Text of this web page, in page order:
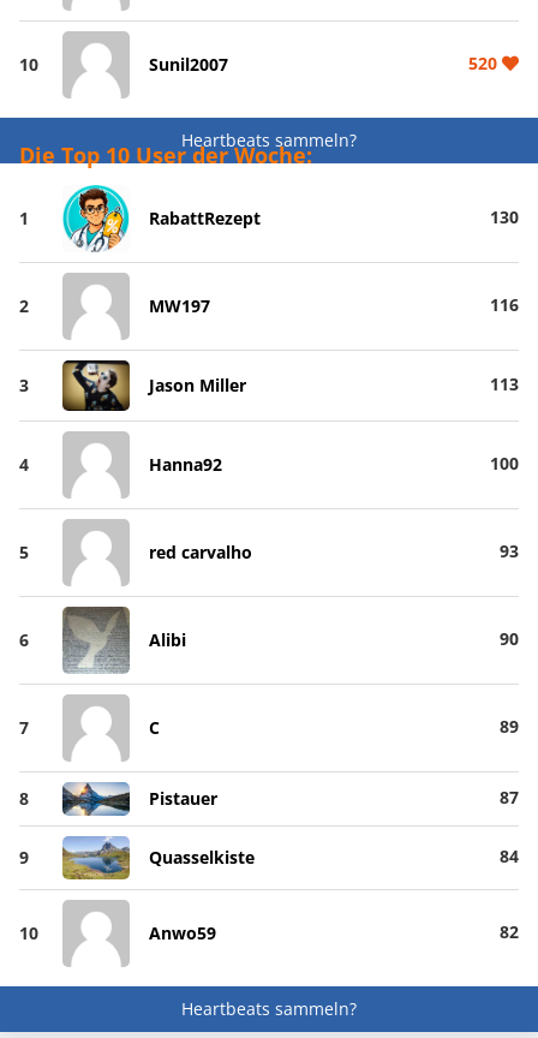
10 Sunil2007 520
Heartbeats sammeln?
Die Top 10 User der Woche:
1 RabattRezept 130
2 MW197 116
3 Jason Miller 113
4 Hanna92 100
5 red carvalho 93
6 Alibi 90
7 C 89
8 Pistauer 87
9 Quasselkiste 84
10 Anwo59 82
Heartbeats sammeln?